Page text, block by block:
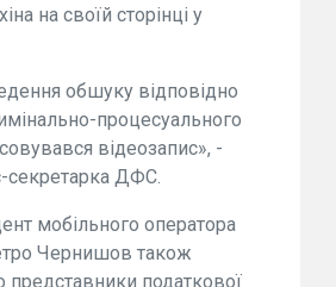
на своїй сторінці у
обшуку відповідно
процесуального
відеозапис», -
секретарка ДФС.
мобільного оператора
Чернишов також
податкової